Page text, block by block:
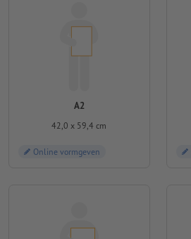
A2
42,0 x 59,4 cm
Online vormgeven